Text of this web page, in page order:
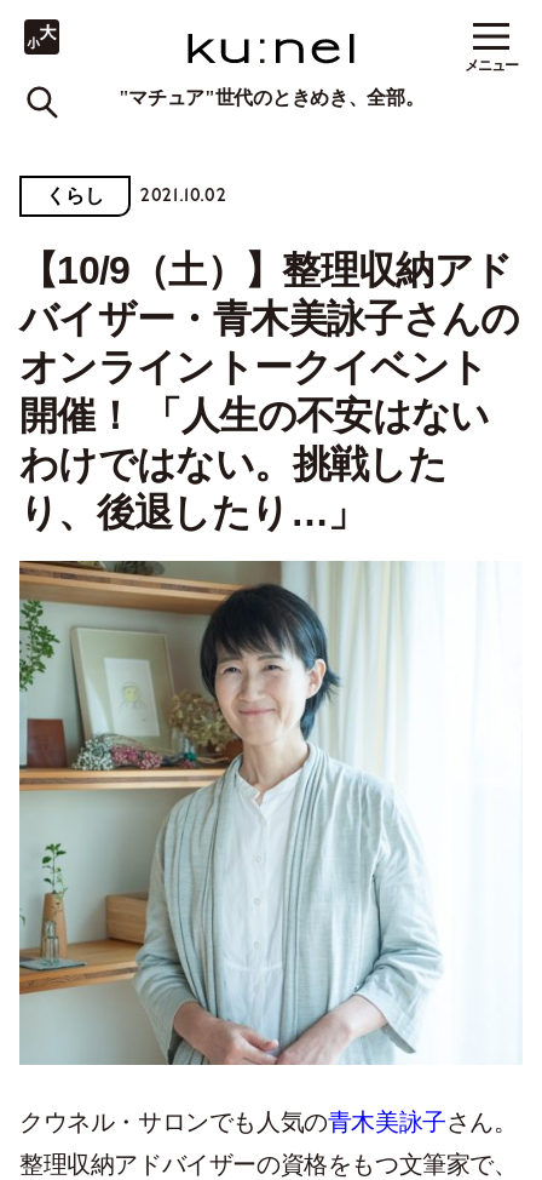
"マチュア"世代のときめき、全部。
メニュー
くらし 2021.10.02
【10/9（土）】整理収納アド
バイザー・青木美詠子さんの
オンライントークイベント
開催！ 「人生の不安はない
わけではない。挑戦した
り、後退したり…」
クウネル・サロンでも人気の青木美詠子さん。
整理収納アドバイザーの資格をもつ文筆家で、